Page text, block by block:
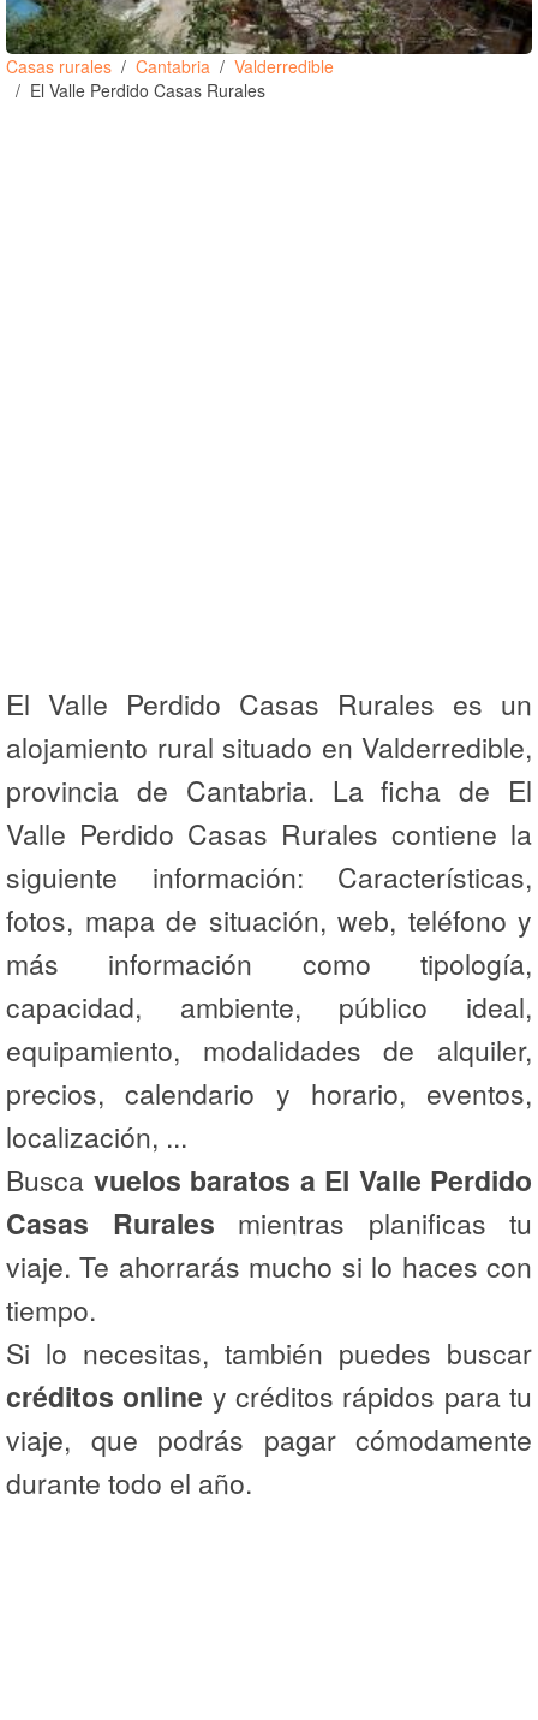
Casas rurales Cantabria
Valderredible
El Valle Perdido Casas Rurales
El Valle Perdido Casas Rurales es un
alojamiento rural situado en Valderredible,
provincia de Cantabria. La ficha de El
Valle Perdido Casas Rurales contiene la
siguiente información: Características,
fotos, mapa de situación, web, teléfono y
más información como tipología,
capacidad, ambiente, público ideal,
equipamiento, modalidades de alquiler,
precios, calendario y horario, eventos,
localización, ...
Busca vuelos baratos a El Valle Perdido
Casas Rurales mientras planificas tu
viaje. Te ahorrarás mucho si lo haces con
tiempo.
Si lo necesitas, también puedes buscar
créditos online y créditos rápidos para tu
viaje, que podrás pagar cómodamente
durante todo el año.